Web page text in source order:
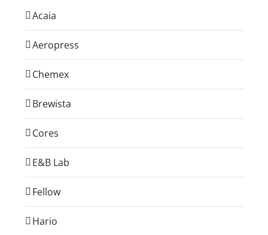
Acaia
Aeropress
Chemex
Brewista
Cores
E&B Lab
Fellow
Hario